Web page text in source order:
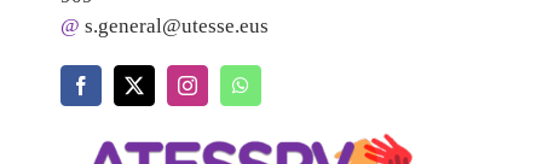
@ s.general@utesse.eus